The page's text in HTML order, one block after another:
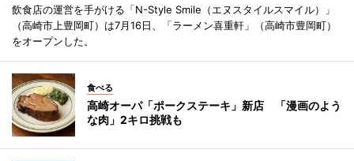
飲食店の運営を手がける「N-Style Smile（エヌスタイルスマイル）」
（高崎市上豊岡町）は7月16日、「ラーメン喜重軒」（高崎市豊岡町）
をオープンした。
食べる
高崎オーパ「ポークステーキ」新店 「漫画のよう
な肉」2キロ挑戦も